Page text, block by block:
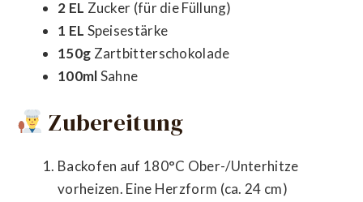
2 EL Zucker (für die Füllung)
1 EL Speisestärke
150g Zartbitterschokolade
100mlSahne
Zubereitung
Backofen auf 180°C Ober-/Unterhitze
vorheizen. Eine Herzform (ca. 24 cm)